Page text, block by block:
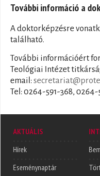
További információ a
A doktorképzésre
található.
További információért
Teológiai Intézet
email:
Tel: 0264-591-368, 0264-
AKTUÁLIS
Hírek
Eseménynaptár